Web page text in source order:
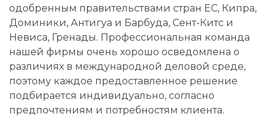
одобренным правительствами стран ЕС, Кипра,
Доминики, Антигуа и Барбуда, Сент-Китс и
Невиса, Гренады. Профессиональная команда
нашей фирмы очень хорошо осведомлена о
различиях в международной деловой среде,
поэтому каждое предоставленное решение
подбирается индивидуально, согласно
предпочтениям и потребностям клиента.